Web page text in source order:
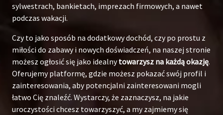
sylwestrach, bankietach, imprezach firmowych, a nawet
podczas wakacji.
Czy to jako sposób na dodatkowy dochód, czy po prostu z
miłości do zabawy i nowych doświadczeń, na naszej stronie
możesz ogłosić się jako idealnytowarzysz na każdą okazję.
Oferujemy platformę, gdzie możesz pokazać swój profil i
zainteresowania, aby potencjalni zainteresowani mogli
łatwo Cię znaleźć. Wystarczy, że zaznaczysz, na jakie
uroczystości chcesz towarzyszyć, a my zajmiemy się